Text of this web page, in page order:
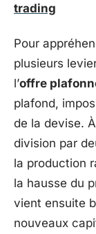
trading
Pour
plusieurs
l’offre
plafond,
de la devise.
division par
la production
la hausse du
vient ensuite
nouveaux